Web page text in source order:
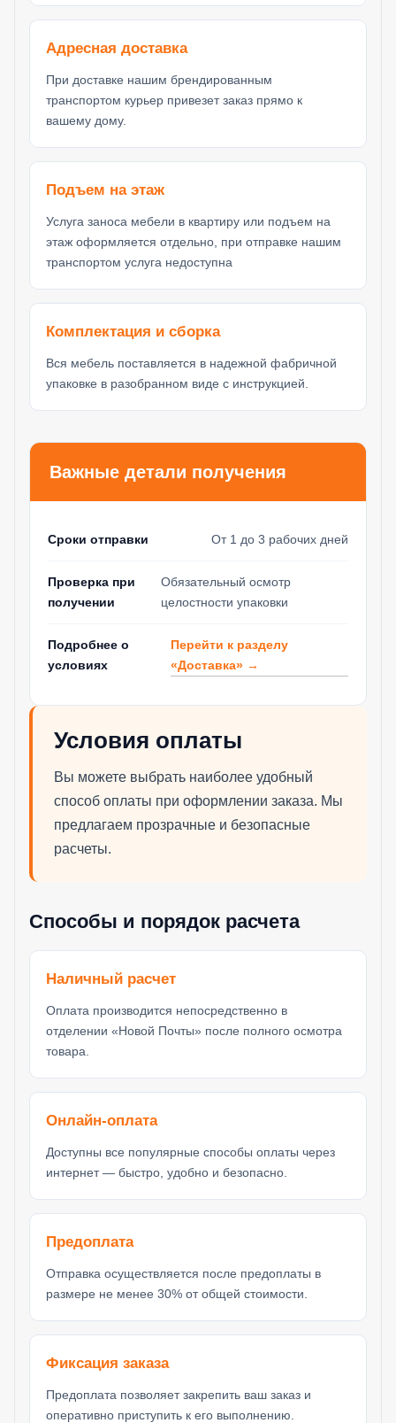
Адресная доставка
При доставке нашим брендированным
транспортом курьер привезет заказ прямо к
вашему дому.
Подъем на этаж
Услуга заноса мебели в квартиру или подъем на
этаж оформляется отдельно, при отправке нашим
транспортом услуга недоступна
Комплектация и сборка
Вся мебель поставляется в надежной фабричной
упаковке в разобранном виде с инструкцией.
Важные детали получения
Сроки отправки От 1 до 3 рабочих дней
Проверка при
получении
Обязательный осмотр
целостности упаковки
Подробнее о
условиях
Перейти к разделу
«Доставка» →
Условия оплаты
Вы можете выбрать наиболее удобный
способ оплаты при оформлении заказа. Мы
предлагаем прозрачные и безопасные
расчеты.
Способы и порядок расчета
Наличный расчет
Оплата производится непосредственно в
отделении «Новой Почты» после полного осмотра
товара.
Онлайн-оплата
Доступны все популярные способы оплаты через
интернет — быстро, удобно и безопасно.
Предоплата
Отправка осуществляется после предоплаты в
размере не менее 30% от общей стоимости.
Фиксация заказа
Предоплата позволяет закрепить ваш заказ и
оперативно приступить к его выполнению.